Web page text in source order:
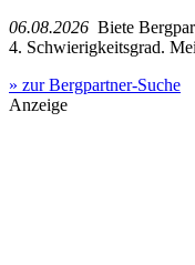
06.08.2026 Biete
4. Schwierigkeitsgrad.
» zur Bergpartner-Suche
Anzeige